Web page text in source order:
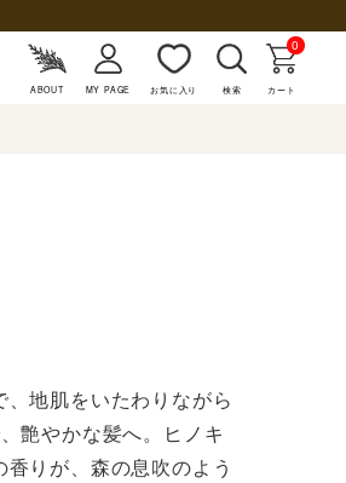
ABOUT MY PAGE お気に入り 検索
0
カート
地肌をいたわりながら
艶やかな髪へ。ヒノキ
りが、森の息吹のよう